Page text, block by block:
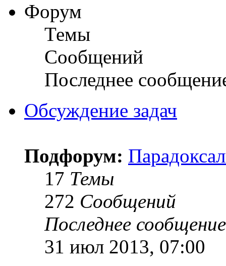
Форум
Темы
Сообщений
Последнее
Обсуждение задач
Подфорум:
17 Темы
272 Сообщений
Последнее сообщение
31 июл 2013, 07:00